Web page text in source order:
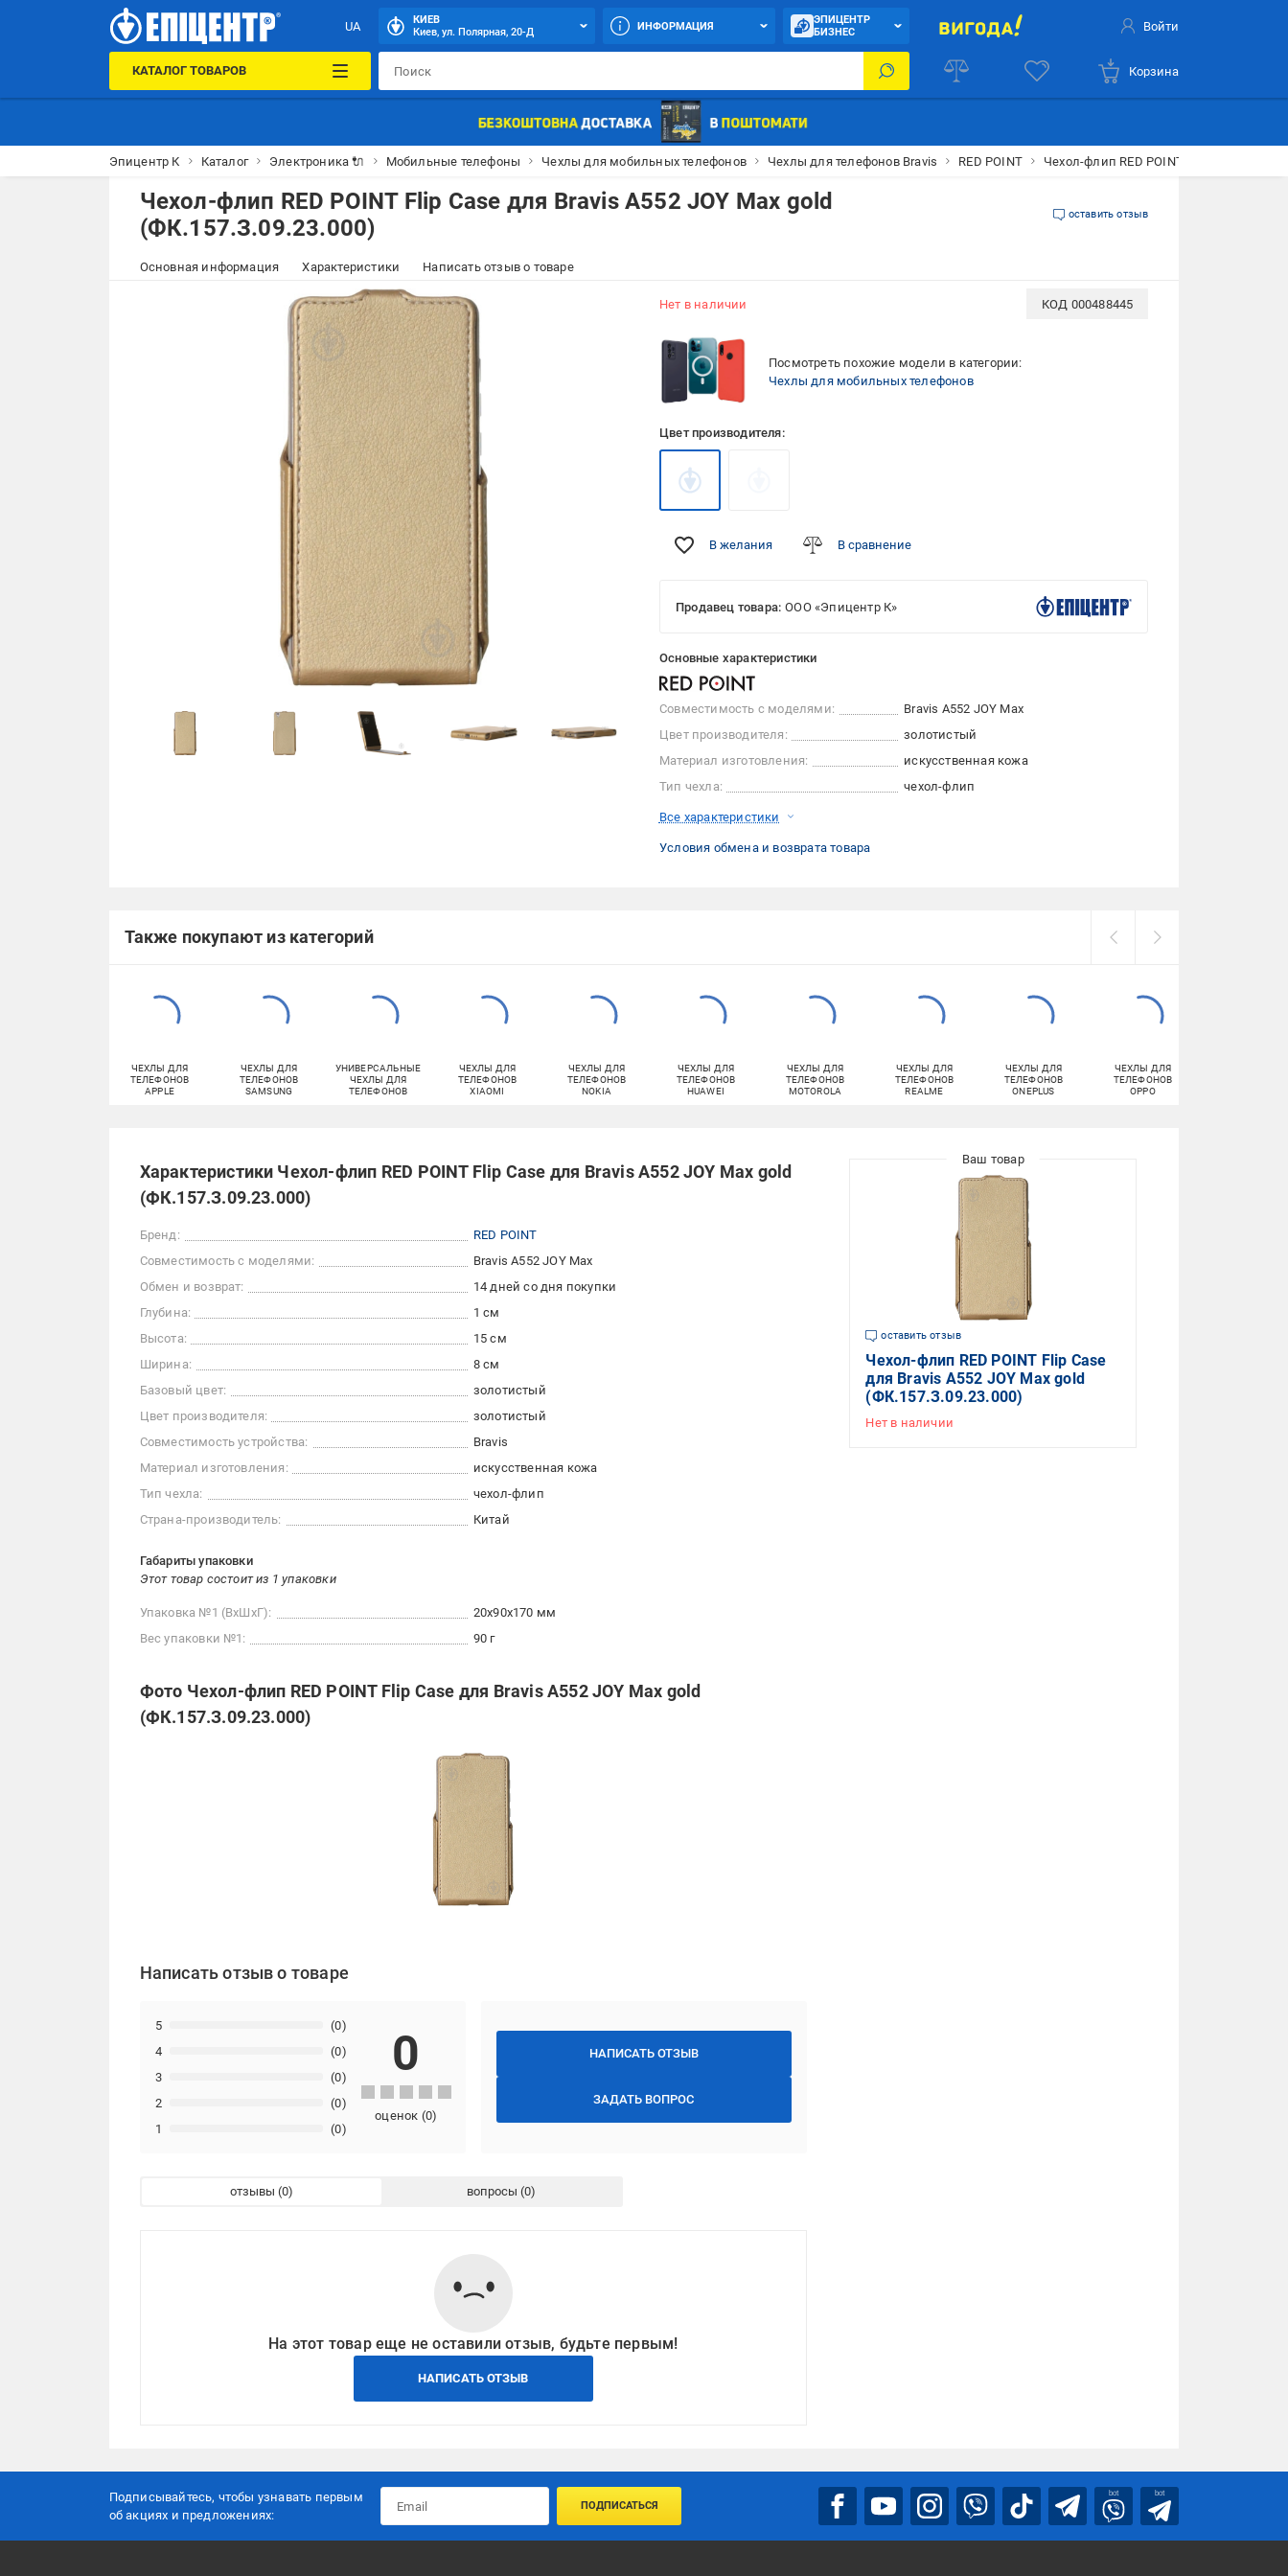
UA
КИЕВ
Киев, ул. Полярная, 20-Д
ИНФОРМАЦИЯ
ЭПИЦЕНТР
БИЗНЕС
Войти
КАТАЛОГ ТОВАРОВ Корзина
Эпицентр К Каталог Электроника 🔌 Мобильные телефоны Чехлы для мобильных телефонов Чехлы для телефонов Bravis RED POINT Чехол-флип RED POINT Flip Case для
Чехол-флип RED POINT Flip Case для Bravis A552 JOY Max gold
(ФК.157.З.09.23.000)
оставить отзыв
Основная информация Характеристики Написать отзыв о товаре
Нет в наличии КОД 000488445
Посмотреть похожие модели в категории:
Чехлы для мобильных телефонов
Цвет производителя:
В желания В сравнение
Продавец товара: ООО «Эпицентр К»
Основные характеристики
Совместимость с моделями:
Bravis A552 JOY Max
Цвет производителя:
золотистый
Материал изготовления:
искусственная кожа
Тип чехла:
чехол-флип
Все характеристики
Условия обмена и возврата товара
Также покупают из категорий
ЧЕХЛЫ ДЛЯ
ТЕЛЕФОНОВ
APPLE
ЧЕХЛЫ ДЛЯ
ТЕЛЕФОНОВ
SAMSUNG
УНИВЕРСАЛЬНЫЕ
ЧЕХЛЫ ДЛЯ
ТЕЛЕФОНОВ
ЧЕХЛЫ ДЛЯ
ТЕЛЕФОНОВ
XIAOMI
ЧЕХЛЫ ДЛЯ
ТЕЛЕФОНОВ
NOKIA
ЧЕХЛЫ ДЛЯ
ТЕЛЕФОНОВ
HUAWEI
ЧЕХЛЫ ДЛЯ
ТЕЛЕФОНОВ
MOTOROLA
ЧЕХЛЫ ДЛЯ
ТЕЛЕФОНОВ
REALME
ЧЕХЛЫ ДЛЯ
ТЕЛЕФОНОВ
ONEPLUS
ЧЕХЛЫ ДЛЯ
ТЕЛЕФОНОВ
OPPO
Характеристики Чехол-флип RED POINT Flip Case для Bravis A552 JOY Max gold
(ФК.157.З.09.23.000)
Бренд:
RED POINT
Совместимость с моделями:
Bravis A552 JOY Max
Обмен и возврат:
14 дней со дня покупки
Глубина:
1 см
Высота:
15 см
Ширина:
8 см
Базовый цвет:
золотистый
Цвет производителя:
золотистый
Совместимость устройства:
Bravis
Материал изготовления:
искусственная кожа
Тип чехла:
чехол-флип
Страна-производитель:
Китай
Габариты упаковки
Этот товар состоит из 1 упаковки
Упаковка №1 (ВхШхГ):
20x90x170 мм
Вес упаковки №1:
90 г
Фото Чехол-флип RED POINT Flip Case для Bravis A552 JOY Max gold
(ФК.157.З.09.23.000)
Написать отзыв о товаре
НАПИСАТЬ ОТЗЫВ
ЗАДАТЬ ВОПРОС
1 (0)
2 (0)
3 (0)
4 (0)
5 (0)
0
оценок (0)
отзывы вопросы
На этот товар еще не оставили отзыв, будьте первым!
НАПИСАТЬ ОТЗЫВ
оставить отзыв
Чехол-флип RED POINT Flip Case
для Bravis A552 JOY Max gold
(ФК.157.З.09.23.000)
Нет в наличии
Подписывайтесь, чтобы узнавать первым
об акцияx и предложениях:
ПОДПИСАТЬСЯ
bot bot